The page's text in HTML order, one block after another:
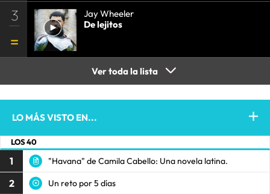
3
Jay Wheeler
De lejitos
Ver toda la lista
LO MÁS VISTO EN...
LOS 40
1 "Havana" de Camila Cabello: Una novela latina.
2 Un reto por 5 días